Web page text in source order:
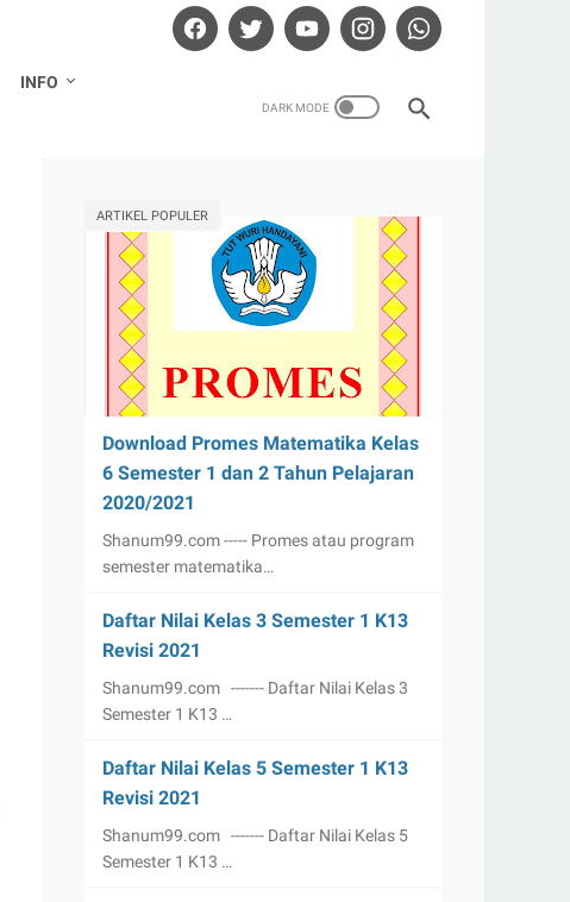
INFO
ARTIKEL POPULER
Download Promes Matematika Kelas
6 Semester 1 dan 2 Tahun Pelajaran
2020/2021
Shanum99.com ----- Promes atau program
semester matematika…
Daftar Nilai Kelas 3 Semester 1 K13
Revisi 2021
Shanum99.com ------- Daftar Nilai Kelas 3
Semester 1 K13 …
Daftar Nilai Kelas 5 Semester 1 K13
Revisi 2021
Shanum99.com ------- Daftar Nilai Kelas 5
Semester 1 K13 …